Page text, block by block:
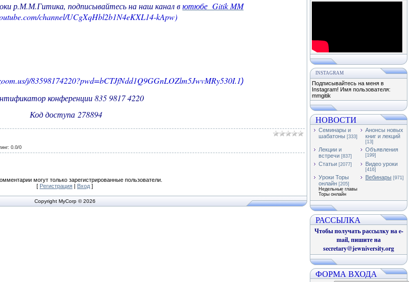
р.М.М.Гитика, подписывайтесь на наш канал вютюбе Gitik MM
channel/UCgXqHbl2b1N4eKXL14-kApw)
j/83598174220?pwd=bCTJfNdd1Q9GGnLOZlm5JwvMRy530I.1)
конференции835 9817 4220
Код доступа 278894
: 0.0/0
могут только зарегистрированные пользователи.
[ Регистрация | Вход ]
Copyright MyCorp © 2026
INSTAGRAM
Подписывайтесь на меня в
Instagram! Имя пользователя:
mmgitik
НОВОСТИ
Семинары и
шабатоны [333]
Анонсы новых
книг и лекций
[13]
Лекции и
встречи [837]
Объявления
[199]
Статьи [2077] Видео уроки
[416]
Уроки Торы
онлайн [205]
Недельные главы
Торы онлайн
Вебинары [971]
РАССЫЛКА
Чтобы получать рассылку на e-
mail, пишите на
secretary@jewniversity.org
ФОРМА ВХОДА